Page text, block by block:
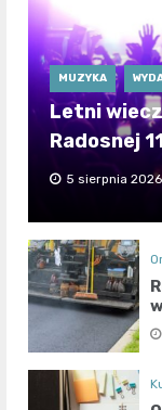
MUZYKA
Letni
Radosnej
5 sierpnia 2026